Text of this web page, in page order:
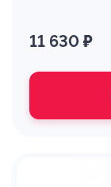
11 630 ₽